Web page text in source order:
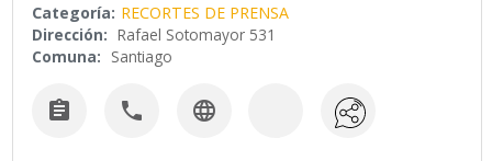
Categoría: RECORTES DE PRENSA
Dirección: Rafael Sotomayor 531
Comuna: Santiago
  